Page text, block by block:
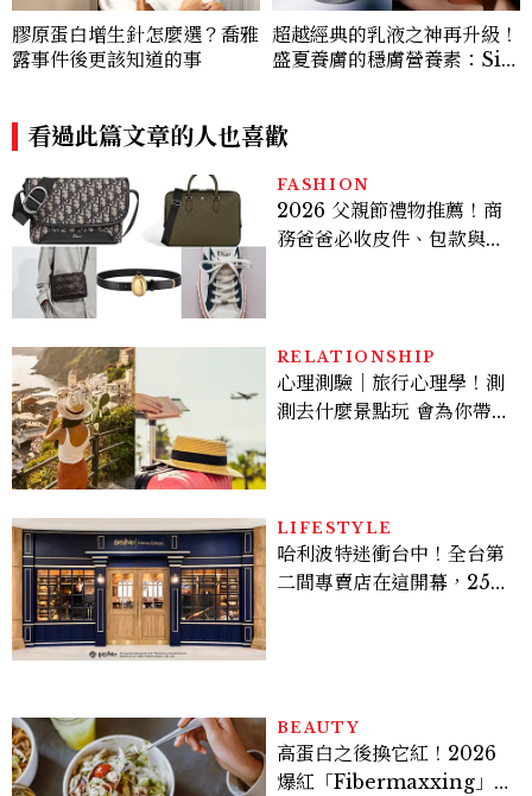
膠原蛋白增生針怎麼選？喬雅
露事件後更該知道的事
超越經典的乳液之神再升級！
盛夏養膚的穩膚營養素：Sisl
由內而外打造「好體質」
看過此篇文章的人也喜歡
FASHION
2026 父親節禮物推薦！商
務爸爸必收皮件、包款與鞋
RELATIONSHIP
心理測驗｜旅行心理學！測
測去什麼景點玩 會為你帶來
LIFESTYLE
哈利波特迷衝台中！全台第
二間專賣店在這開幕，25週
BEAUTY
高蛋白之後換它紅！2026
爆紅「Fibermaxxing」